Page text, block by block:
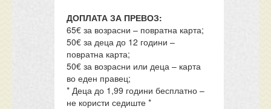
ДОПЛАТА ЗА ПРЕВОЗ:
65€ за возрасни – повратна карта;
50€ за деца до 12 години –
повратна карта;
50€ за возрасни или деца – карта
во еден правец;
* Деца до 1,99 години бесплатно –
не користи седиште *